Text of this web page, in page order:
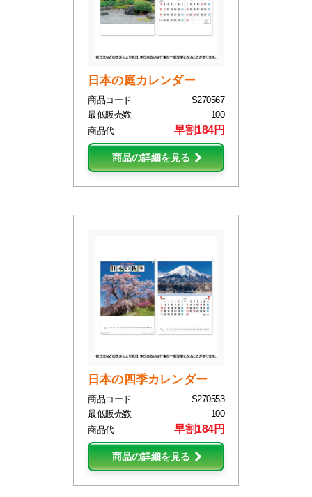
日本の庭カレンダー
商品コード
S270567
最低販売数
100
商品代
早割184円
商品の詳細を見る
日本の四季カレンダー
商品コード
S270553
最低販売数
100
商品代
早割184円
商品の詳細を見る